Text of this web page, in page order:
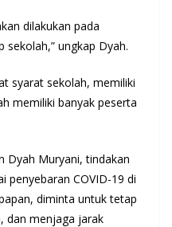
dilakukan pada
ungkap Dyah.
syarat sekolah, memiliki
memiliki banyak peserta
Dyah Muryani, tindakan
penyebaran COVID-19 di
diminta untuk tetap
dan menjaga jarak